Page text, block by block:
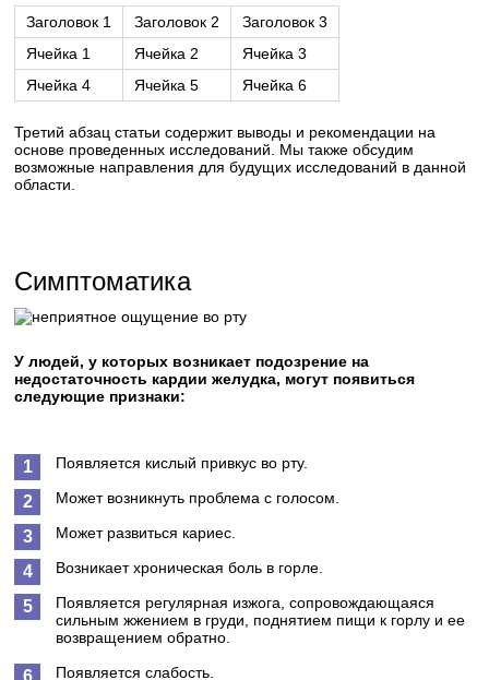
Заголовок 1 Заголовок 2
Заголовок 3
Ячейка 1
Ячейка 2
Ячейка 3
Ячейка 4
Ячейка 5 Ячейка 6
Третий абзац статьи содержит выводы и рекомендации на
основе проведенных исследований. Мы также обсудим
возможные направления для будущих исследований в данной
области.
Симптоматика
У людей, у которых возникает подозрение на
недостаточность кардии желудка, могут появиться
следующие признаки:
Появляется кислый привкус во рту.
Может возникнуть проблема с голосом.
Может развиться кариес.
Возникает хроническая боль в горле.
Появляется регулярная изжога, сопровождающаяся
сильным жжением в груди, поднятием пищи к горлу и ее
возвращением обратно.
Появляется слабость.